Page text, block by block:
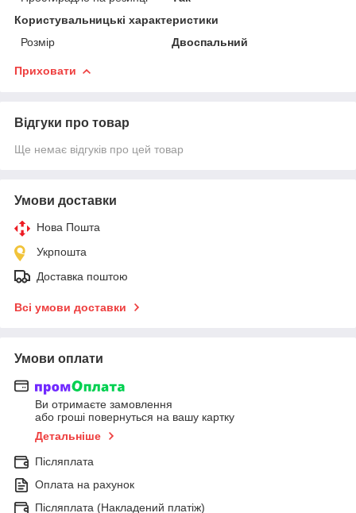
Користувальницькі характеристики
Розмір
Двоспальний
Приховати
Відгуки про товар
Ще немає відгуків про цей товар
Умови доставки
Нова Пошта
Укрпошта
Доставка поштою
Всі умови доставки
Умови оплати
Ви отримаєте замовлення
або гроші повернуться на вашу картку
Детальніше
Післяплата
Оплата на рахунок
Післяплата (Накладений платіж)